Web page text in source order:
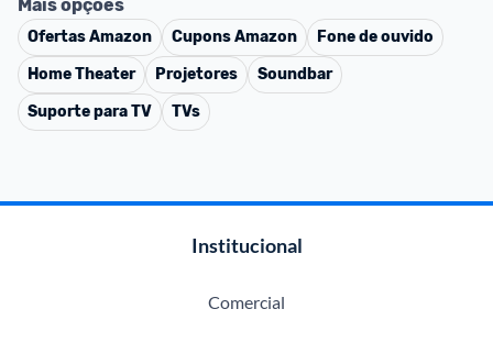
Mais opções
OfertasAmazon CuponsAmazon
Fone de ouvido
Home Theater
Projetores
Soundbar
Suporte para TV
TVs
Institucional
Comercial